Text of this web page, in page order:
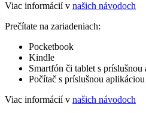
Viac informácií v našich návodoch
Prečítate na zariadeniach:
Pocketbook
Kindle
Smartfón či tablet s príslušnou
Počítač s príslušnou aplikáciou
Viac informácií v našich návodoch